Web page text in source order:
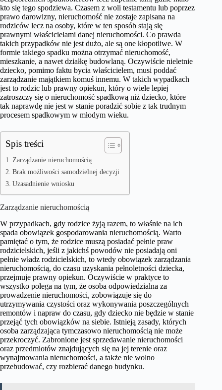
kto się tego spodziewa. Czasem z woli testamentu lub poprzez
prawo darowizny, nieruchomość nie zostaje zapisana na
rodziców lecz na osoby, które w ten sposób stają się
prawnymi właścicielami danej nieruchomości. Co prawda
takich przypadków nie jest dużo, ale są one kłopotliwe. W
formie takiego spadku można otrzymać nieruchomość,
mieszkanie, a nawet działkę budowlaną. Oczywiście nieletnie
dziecko, pomimo faktu bycia właścicielem, musi poddać
zarządzanie majątkiem komuś innemu. W takich wypadkach
jest to rodzic lub prawny opiekun, który o wiele lepiej
zatroszczy się o nieruchomość spadkową niż dziecko, które
tak naprawdę nie jest w stanie poradzić sobie z tak trudnym
procesem spadkowym w młodym wieku.
Spis treści
Zarządzanie nieruchomością
Brak możliwości samodzielnej decyzji
Uzasadnienie wniosku
Zarządzanie nieruchomością
W przypadkach, gdy rodzice żyją razem, to właśnie na ich
spada obowiązek gospodarowania nieruchomością. Warto
pamiętać o tym, że rodzice muszą posiadać pełnie praw
rodzicielskich, jeśli z jakichś powodów nie posiadają oni
pełnie władz rodzicielskich, to wtedy obowiązek zarządzania
nieruchomością, do czasu uzyskania pełnoletności dziecka,
przejmuje prawny opiekun. Oczywiście w praktyce to
wszystko polega na tym, że osoba odpowiedzialna za
prowadzenie nieruchomości, zobowiązuje się do
utrzymywania czystości oraz wykonywania poszczególnych
remontów i napraw do czasu, gdy dziecko nie będzie w stanie
przejąć tych obowiązków na siebie. Istnieją zasady, których
osoba zarządzająca tymczasowo nieruchomością nie może
przekroczyć. Zabronione jest sprzedawanie nieruchomości
oraz przedmiotów znajdujących się na jej terenie oraz
wynajmowania nieruchomości, a także nie wolno
przebudować, czy rozbierać danego budynku.